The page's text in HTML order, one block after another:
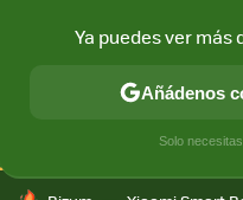
CONECTIVIDAD MÓVIL Y
Ya puedes ver más
Añádenos
Solo